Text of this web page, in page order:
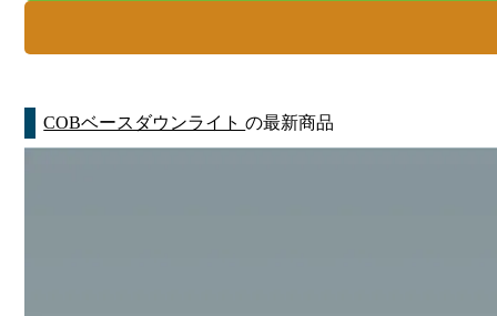
COBベースダウンライトの最新商品